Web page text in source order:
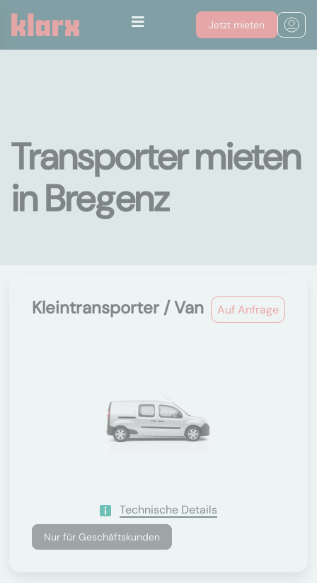
Jetzt mieten
Transporter mieten
in Bregenz
Auf Anfrage
Kleintransporter / Van
Technische Details
Nur für Geschäftskunden